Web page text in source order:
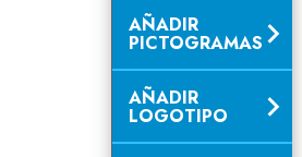
AÑADIR
PICTOGRAMAS
AÑADIR
LOGOTIPO